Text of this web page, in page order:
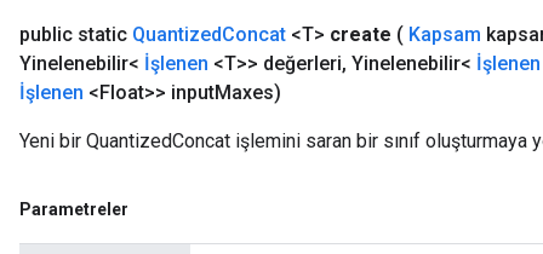
public static QuantizedConcat <T> create ( Kapsam
Yinelenebilir< İşlenen <T>> değerleri, Yinelenebilir< İşlenen
İşlenen <Float>> inputMaxes)
Yeni bir QuantizedConcat işlemini saran bir sınıf oluşturmaya
Parametreler